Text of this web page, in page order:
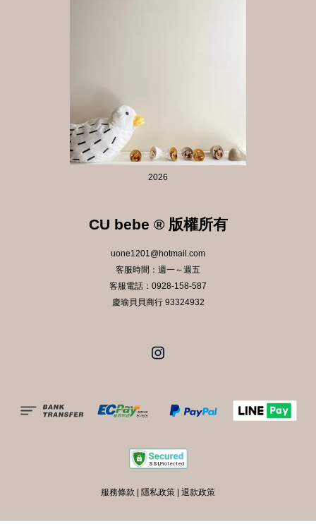
2026
CU bebe ® 版權所有
uone1201@hotmail.com
客服時間：週一～週五
客服電話：0928-158-587
慶瑜貝貝商行 93324932
服務條款 隱私政策 退款政策